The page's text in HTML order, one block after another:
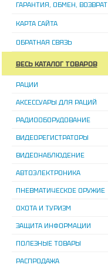
ГАРАНТИЯ, ОБМЕН, ВОЗВРАТ
КАРТА САЙТА
ОБРАТНАЯ СВЯЗЬ
ВЕСЬ КАТАЛОГ ТОВАРОВ
РАЦИИ
АКСЕССУАРЫ ДЛЯ РАЦИЙ
РАДИООБОРУДОВАНИЕ
ВИДЕОРЕГИСТРАТОРЫ
ВИДЕОНАБЛЮДЕНИЕ
АВТОЭЛЕКТРОНИКА
ПНЕВМАТИЧЕСКОЕ ОРУЖИЕ
ОХОТА И ТУРИЗМ
ЗАЩИТА ИНФОРМАЦИИ
ПОЛЕЗНЫЕ ТОВАРЫ
РАСПРОДАЖА